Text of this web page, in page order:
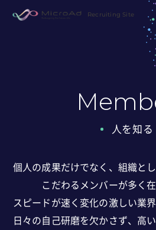
Recruiting Site
人を知る
個人の成果だけでなく、組織と
こだわるメンバーが多く
スピードが速く変化の激しい業
日々の自己研磨を欠かさず、 高